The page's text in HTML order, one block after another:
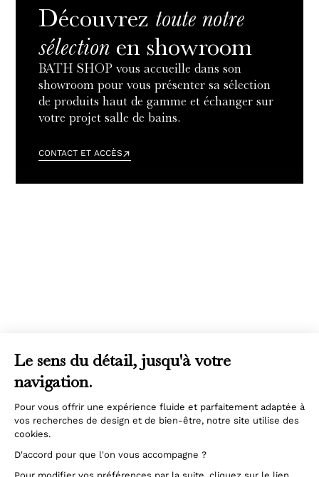
Découvrez toute notre
sélection en showroom
BATH SHOP vous accueille dans son
showroom pour vous présenter sa sélection
de produits haut de gamme et échanger sur
votre projet salle de bains.
CONTACT ET ACCÈS